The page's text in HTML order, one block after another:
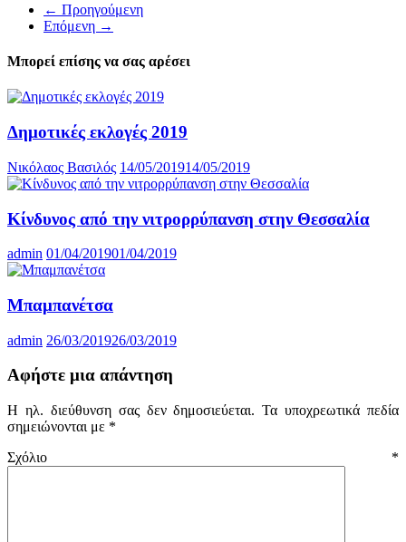
← Προηγούμενη
Επόμενη →
Μπορεί επίσης να σας αρέσει
Δημοτικές εκλογές 2019
Νικόλαος Βασιλός 14/05/201914/05/2019
Κίνδυνος από την νιτρορρύπανση στην Θεσσαλία
admin 01/04/201901/04/2019
Μπαμπανέτσα
admin 26/03/201926/03/2019
Αφήστε μια απάντηση
Η ηλ. διεύθυνση σας δεν δημοσιεύεται. Τα υποχρεωτικά πεδία
σημειώνονται με *
Σχόλιο *